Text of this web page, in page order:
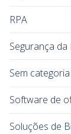
RPA
Segurança
Sem categoria
Software de
Soluções de